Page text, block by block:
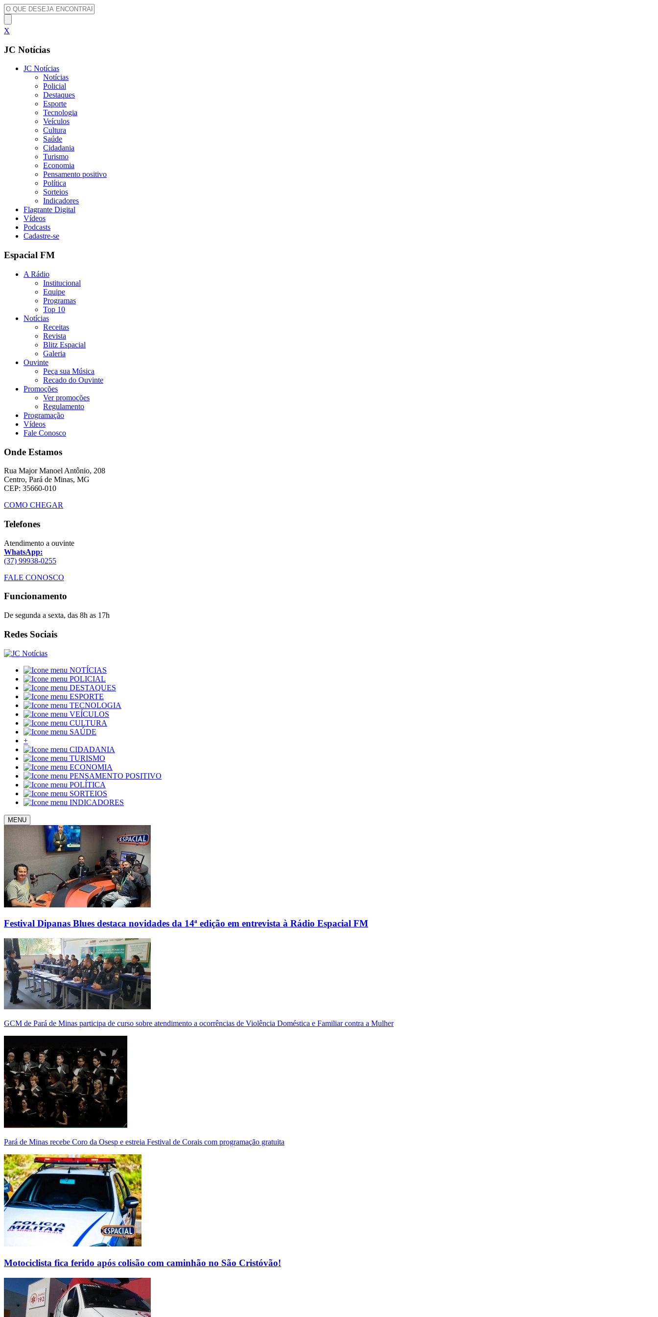
X
JC Notícias
JC Notícias
Notícias
Policial
Destaques
Esporte
Tecnologia
Veículos
Cultura
Saúde
Cidadania
Turismo
Economia
Pensamento positivo
Política
Sorteios
Indicadores
Flagrante Digital
Vídeos
Podcasts
Cadastre-se
Espacial FM
A Rádio
Institucional
Equipe
Programas
Top 10
Notícias
Receitas
Revista
Blitz Espacial
Galeria
Ouvinte
Peça sua Música
Recado do Ouvinte
Promoções
Ver promoções
Regulamento
Programação
Vídeos
Fale Conosco
Onde Estamos
Rua Major Manoel Antônio, 208
Centro, Pará de Minas, MG
CEP: 35660-010
COMO CHEGAR
Telefones
Atendimento a ouvinte
WhatsApp:
(37) 99938-0255
FALE CONOSCO
Funcionamento
De segunda a sexta, das 8h as 17h
Redes Sociais
NOTÍCIAS
POLICIAL
DESTAQUES
ESPORTE
TECNOLOGIA
VEÍCULOS
CULTURA
SAÚDE
+
CIDADANIA
TURISMO
ECONOMIA
PENSAMENTO POSITIVO
POLÍTICA
SORTEIOS
INDICADORES
MENU
Festival Dipanas Blues destaca novidades da 14ª edição em entrevista à Rádio Espacial FM
GCM de Pará de Minas participa de curso sobre atendimento a ocorrências de Violência Doméstica e Familiar contra a Mulher
Pará de Minas recebe Coro da Osesp e estreia Festival de Corais com programação gratuita
Motociclista fica ferido após colisão com caminhão no São Cristóvão!